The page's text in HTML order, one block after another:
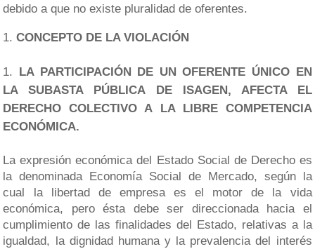
debido a que no existe pluralidad de oferentes.
CONCEPTO DE LA VIOLACIÓN
LA PARTICIPACIÓN DE UN OFERENTE ÚNICO EN
LA SUBASTA PÚBLICA DE ISAGEN, AFECTA EL
DERECHO COLECTIVO A LA LIBRE COMPETENCIA
ECONÓMICA.
La expresión económica del Estado Social de Derecho es
la denominada Economía Social de Mercado, según la
cual la libertad de empresa es el motor de la vida
económica, pero ésta debe ser direccionada hacia el
cumplimiento de las finalidades del Estado, relativas a la
igualdad, la dignidad humana y la prevalencia del interés